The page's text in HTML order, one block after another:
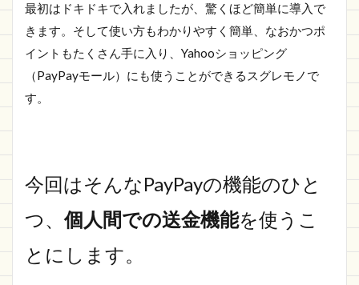
最初はドキドキで入れましたが、驚くほど簡単に導入で
きます。そして使い方もわかりやすく簡単、なおかつポ
イントもたくさん手に入り、Yahooショッピング
（PayPayモール）にも使うことができるスグレモノで
す。
今回はそんなPayPayの機能のひと
つ、個人間での送金機能を使うこ
とにします。